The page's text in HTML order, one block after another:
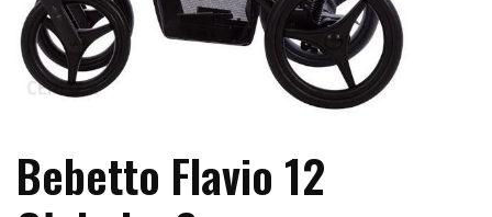
Bebetto Flavio 12